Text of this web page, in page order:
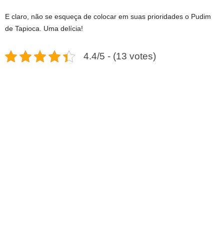
E claro, não se esqueça de colocar em suas prioridades o Pudim
de Tapioca. Uma delícia!
4.4/5 - (13 votes)